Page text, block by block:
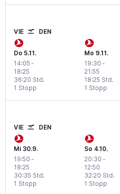
VIE DEN
Do 5.11.
14:05 -
18:25
1 Stopp
36:20 Std.
Mo 9.11.
19:30 -
21:55
1 Stopp
18:25 Std.
VIE DEN
Mi 30.9.
19:50 -
18:25
1 Stopp
30:35 Std.
So 4.10.
20:30 -
12:50
1 Stopp
32:20 Std.